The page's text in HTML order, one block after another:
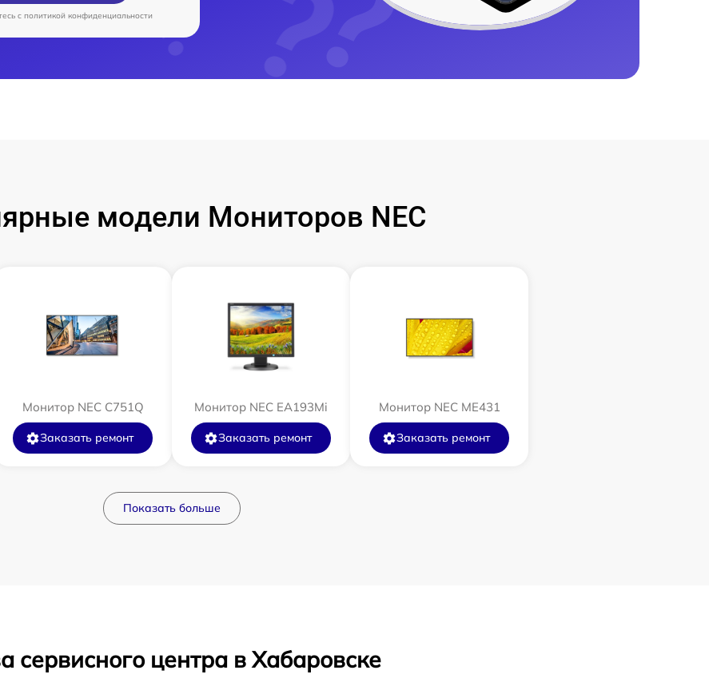
c политикой конфиденциальности
модели Мониторов NEC
Монитор NEC C751Q
Заказать ремонт
Монитор NEC EA193Mi
Заказать ремонт
Монитор NEC ME431
Заказать ремонт
Показать больше
сервисного центра в Хабаровске